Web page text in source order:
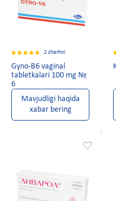
2 sharhni
Gyno-B6 vaginal
tabletkalari 100 mg №
6
Mavjudligi haqida
xabar bering